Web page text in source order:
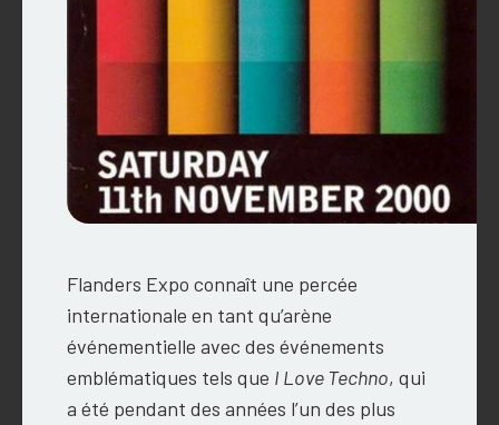
Flanders Expo connaît une percée
internationale en tant qu’arène
événementielle avec des événements
emblématiques tels que I Love Techno, qui
a été pendant des années l’un des plus